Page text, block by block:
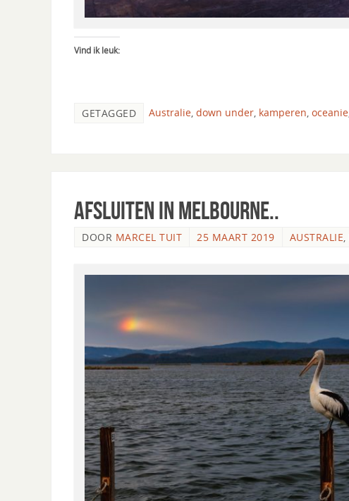
Vind ik leuk:
GETAGGED Australie down under kamperen oceanie
Afsluiten in Melbourne..
DOOR MARCEL TUIT 25 MAART 2019 AUSTRALIE,